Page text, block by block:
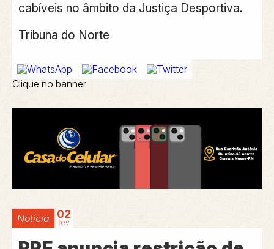
cabíveis no âmbito da Justiça Desportiva.
Tribuna do Norte
Clique no banner
Notícia 02
fev